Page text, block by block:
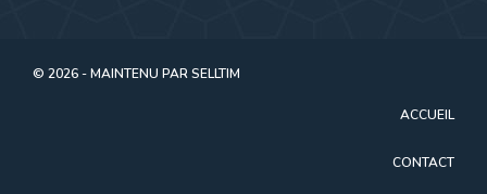
© 2026 - MAINTENU PARSELLTIM
ACCUEIL
CONTACT